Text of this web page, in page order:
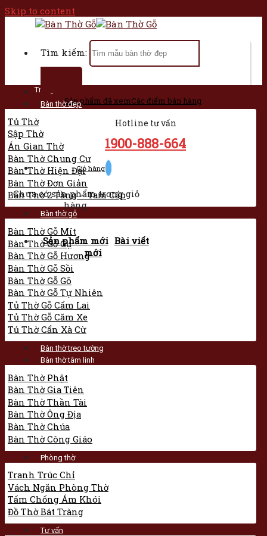
Skip to content
Tìm kiếm:
Sản phẩm đã xemCác điểm bán hàng
Hotline tư vấn
1900-888-664
Giỏ hàng
Chưa có sản phẩm trong giỏ
hàng.
Sản phẩm mới Bài viết
mới
Trang chủ
Bàn thờ đẹp
Tủ Thờ
Sập Thờ
Án Gian Thờ
Bàn Thờ Chung Cư
Bàn Thờ Hiện Đại
Bàn Thờ Đơn Giản
Bàn Thờ 2 Tầng – Tam Cấp
Bàn thờ gỗ
Bàn Thờ Gỗ Mít
Bàn Thờ Gỗ Gụ
Bàn Thờ Gỗ Hương
Bàn Thờ Gỗ Sồi
Bàn Thờ Gỗ Gõ
Bàn Thờ Gỗ Tự Nhiên
Tủ Thờ Gỗ Cẩm Lai
Tủ Thờ Gỗ Căm Xe
Tủ Thờ Cẩn Xà Cừ
Bàn thờ treo tường
Bàn thờ tâm linh
Bàn Thờ Phật
Bàn Thờ Gia Tiên
Bàn Thờ Thần Tài
Bàn Thờ Ông Địa
Bàn Thờ Chúa
Bàn Thờ Công Giáo
Phòng thờ
Tranh Trúc Chỉ
Vách Ngăn Phòng Thờ
Tấm Chống Ám Khói
Đồ Thờ Bát Tràng
Tư vấn